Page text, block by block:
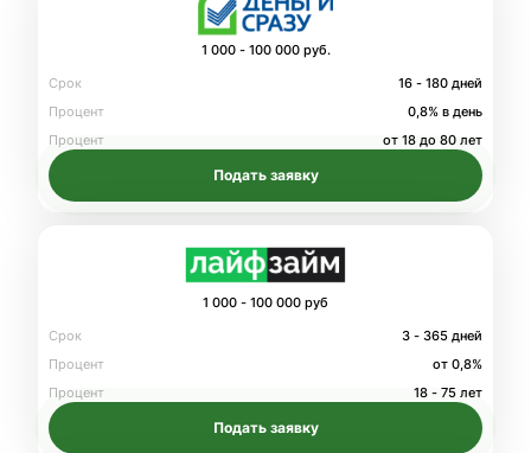
1 000 - 100 000 руб.
Срок
16 - 180 дней
Процент
0,8% в день
Процент
от 18 до 80 лет
Подать заявку
1 000 - 100 000 руб
Срок
3 - 365 дней
Процент
от 0,8%
Процент
18 - 75 лет
Подать заявку